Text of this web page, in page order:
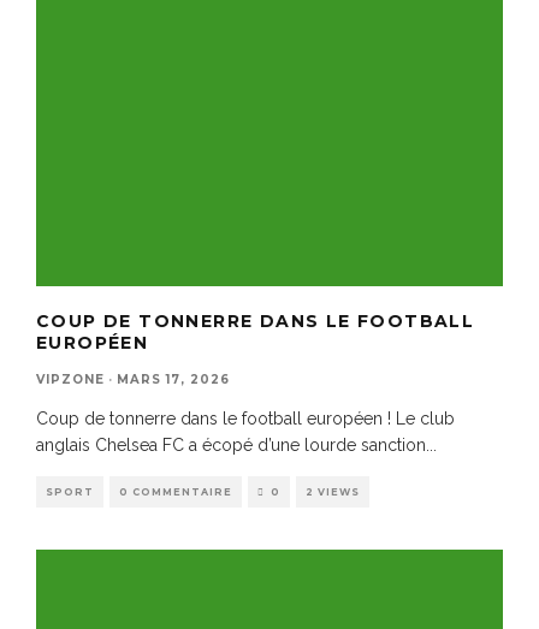
COUP DE TONNERRE DANS LE FOOTBALL
EUROPÉEN
VIPZONE · MARS 17, 2026
Coup de tonnerre dans le football européen ! Le club
anglais Chelsea FC a écopé d’une lourde sanction...
SPORT 0 COMMENTAIRE 0 2 VIEWS